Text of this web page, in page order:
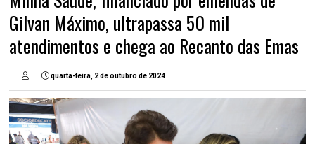
Gilvan Máximo, ultrapassa 50 mil
atendimentos e chega ao Recanto das Emas
quarta-feira, 2 de outubro de 2024